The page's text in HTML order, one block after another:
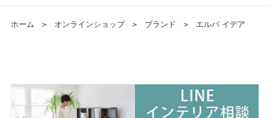
ホーム ＞ オンラインショップ ＞ ブランド ＞ エルバ イデア